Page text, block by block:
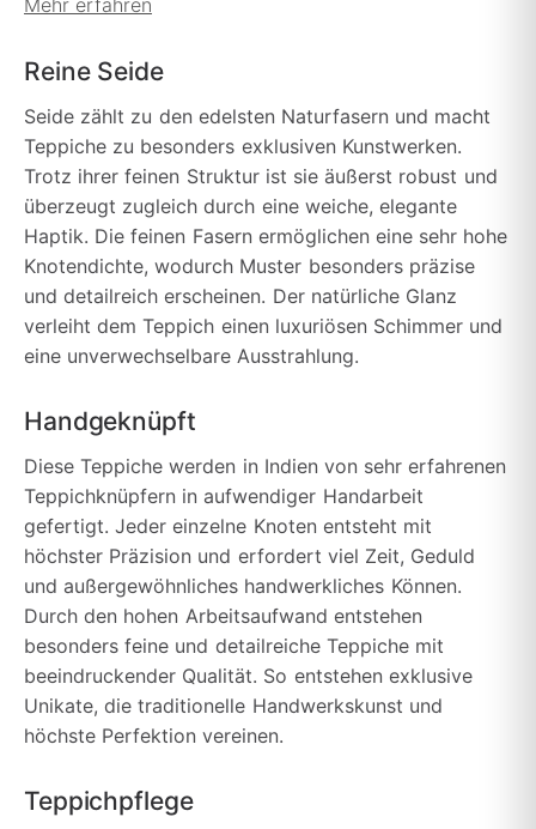
Reine Seide
Seide zählt zu den edelsten Naturfasern und macht
Teppiche zu besonders exklusiven Kunstwerken.
Trotz ihrer feinen Struktur ist sie äußerst robust und
überzeugt zugleich durch eine weiche, elegante
Haptik. Die feinen Fasern ermöglichen eine sehr hohe
Knotendichte, wodurch Muster besonders präzise
und detailreich erscheinen. Der natürliche Glanz
verleiht dem Teppich einen luxuriösen Schimmer und
eine unverwechselbare Ausstrahlung.
Handgeknüpft
Diese Teppiche werden in Indien von sehr erfahrenen
Teppichknüpfern in aufwendiger Handarbeit
gefertigt. Jeder einzelne Knoten entsteht mit
höchster Präzision und erfordert viel Zeit, Geduld
und außergewöhnliches handwerkliches Können.
Durch den hohen Arbeitsaufwand entstehen
besonders feine und detailreiche Teppiche mit
beeindruckender Qualität. So entstehen exklusive
Unikate, die traditionelle Handwerkskunst und
höchste Perfektion vereinen.
Teppichpflege